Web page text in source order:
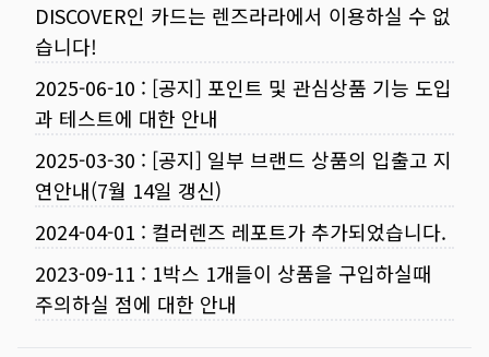
DISCOVER인 카드는 렌즈라라에서 이용하실 수 없
습니다!
2025-06-10 : [공지] 포인트 및 관심상품 기능 도입
과 테스트에 대한 안내
2025-03-30 : [공지] 일부 브랜드 상품의 입출고 지
연안내(7월 14일 갱신)
2024-04-01 : 컬러렌즈 레포트가 추가되었습니다.
2023-09-11 : 1박스 1개들이 상품을 구입하실때
주의하실 점에 대한 안내